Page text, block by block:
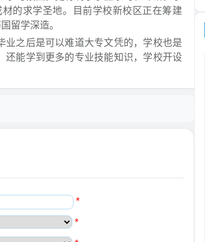
的求学圣地。目前学校新校区正在筹建
留学深造。
之后是可以难道大专文凭的，学校也是
还能学到更多的专业技能知识，学校开设
*
*